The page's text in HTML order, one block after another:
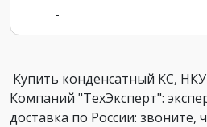
-
Купить конденсатный КС, НКУ
Компаний "ТехЭксперт":
доставка по России: звоните,